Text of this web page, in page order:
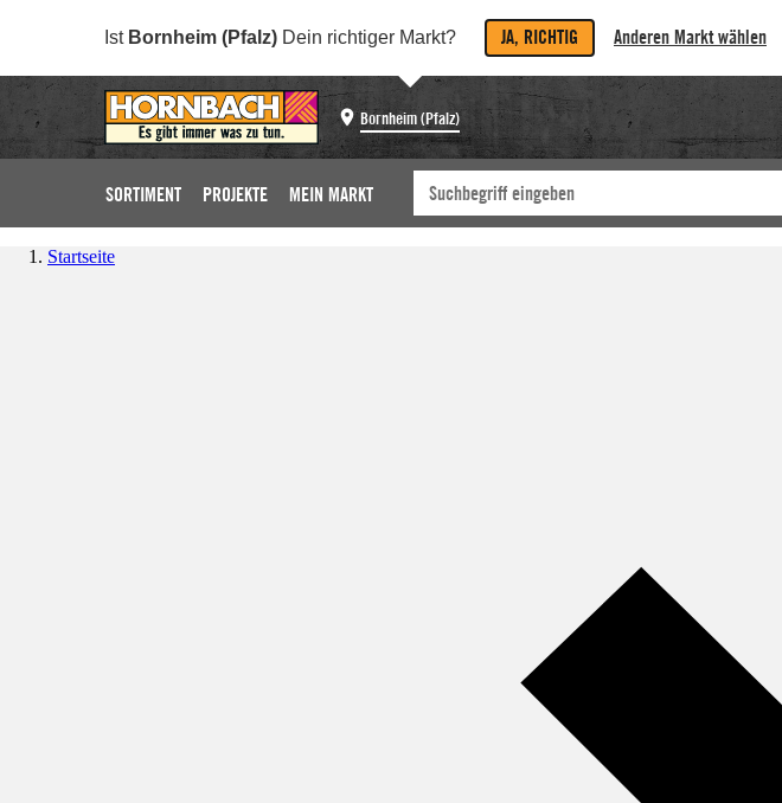
Ist Bornheim (Pfalz) Dein richtiger Markt? JA, RICHTIG Anderen Markt wählen
Bornheim (Pfalz)
SORTIMENT PROJEKTE MEIN MARKT
Startseite